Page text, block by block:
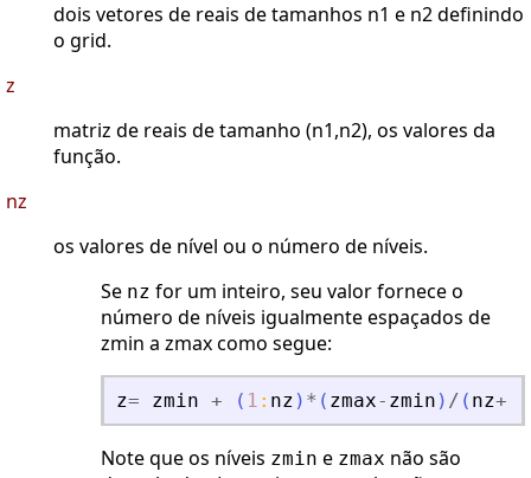
dois vetores de reais de tamanhos n1 e n2 definindo
o grid.
z
matriz de reais de tamanho (n1,n2), os valores da
função.
nz
os valores de nível ou o número de níveis.
Se nz for um inteiro, seu valor fornece o
número de níveis igualmente espaçados de
zmin a zmax como segue:
z= zmin + ( 1 : nz ) * ( zmax- zmin ) / ( nz+
Note que os níveis zmin e zmax não são